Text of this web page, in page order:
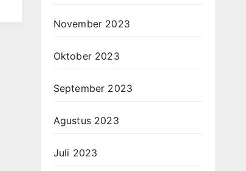
November 2023
Oktober 2023
September 2023
Agustus 2023
Juli 2023